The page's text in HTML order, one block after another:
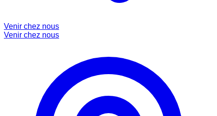
Venir chez nous
Venir chez nous